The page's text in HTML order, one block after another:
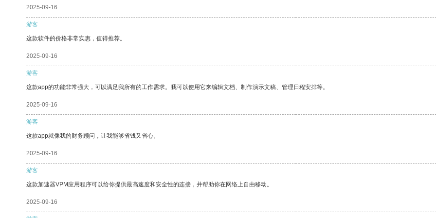
2025-09-16
游客
这款软件的价格非常实惠，值得推荐。
2025-09-16
游客
这款app的功能非常强大，可以满足我所有的工作需求。我可以使用它来编辑文档、制作演示文稿、管理日程安排等。
2025-09-16
游客
这款app就像我的财务顾问，让我能够省钱又省心。
2025-09-16
游客
这款加速器VPM应用程序可以给你提供最高速度和安全性的连接，并帮助你在网络上自由移动。
2025-09-16